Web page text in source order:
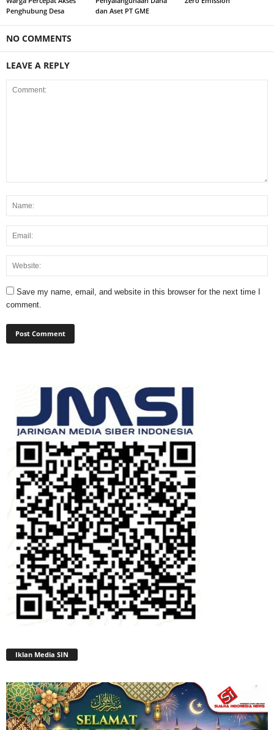
Penghubung Desa
dan Aset PT GME
NO COMMENTS
LEAVE A REPLY
Save my name, email, and website in this browser for the next time I
comment.
Iklan Media SIN